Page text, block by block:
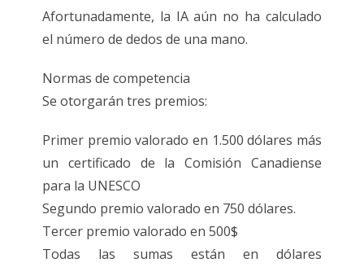
Afortunadamente, la IA aún no ha calculado
el número de dedos de una mano.
Normas de competencia
Se otorgarán tres premios:
Primer premio valorado en 1.500 dólares más
un certificado de la Comisión Canadiense
para la UNESCO
Segundo premio valorado en 750 dólares.
Tercer premio valorado en 500$
Todas las sumas están en dólares